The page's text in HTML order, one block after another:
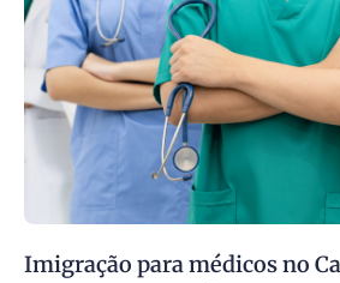
Imigração para médicos no